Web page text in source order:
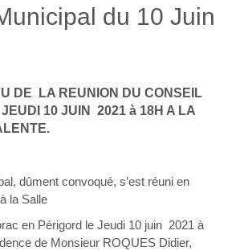
du 10 Juin
DE LA REUNION DU CONSEIL
10 JUIN 2021 à 18H A LA
dûment convoqué, s’est réuni en
la Salle
en Périgord le Jeudi 10 juin 2021 à
de Monsieur ROQUES Didier,